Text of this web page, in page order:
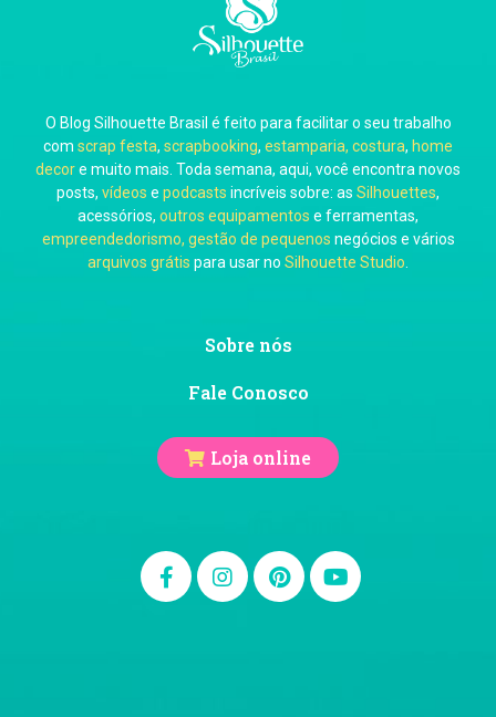
Carla Eschberger
Carol Pessoa
Ju Mirthes
O Blog Silhouette Brasil é feito para facilitar o seu trabalho
com scrap festa, scrapbooking, estamparia, costura, home
decore muito mais. Toda semana, aqui, você encontra novos
posts, vídeos e podcasts incríveis sobre: as Silhouettes,
acessórios, outros equipamentos e ferramentas,
empreendedorismo, gestão de pequenos negócios e vários
arquivos grátis para usar no Silhouette Studio.
Sobre nós
Fale Conosco
Loja online